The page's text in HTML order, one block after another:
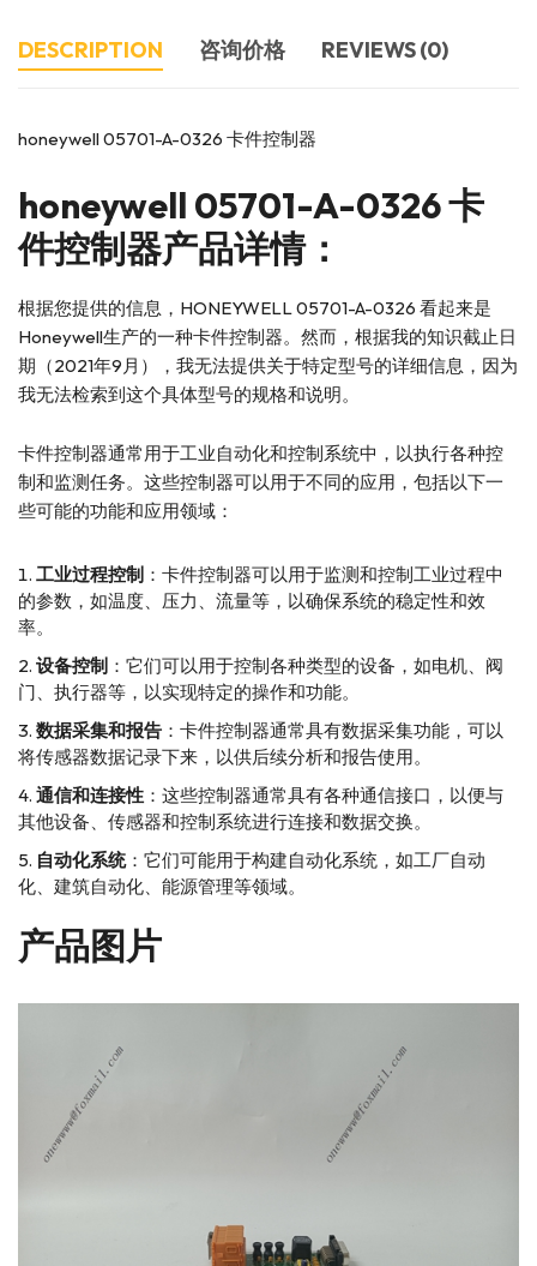
DESCRIPTION 咨询价格 REVIEWS (0)
honeywell 05701-A-0326 卡件控制器
honeywell 05701-A-0326 卡
件控制器产品详情：
根据您提供的信息，HONEYWELL 05701-A-0326 看起来是
Honeywell生产的一种卡件控制器。然而，根据我的知识截止日
期（2021年9月），我无法提供关于特定型号的详细信息，因为
我无法检索到这个具体型号的规格和说明。
卡件控制器通常用于工业自动化和控制系统中，以执行各种控
制和监测任务。这些控制器可以用于不同的应用，包括以下一
些可能的功能和应用领域：
工业过程控制 ：卡件控制器可以用于监测和控制工业过程中
的参数，如温度、压力、流量等，以确保系统的稳定性和效
率。
设备控制 ：它们可以用于控制各种类型的设备，如电机、阀
门、执行器等，以实现特定的操作和功能。
数据采集和报告 ：卡件控制器通常具有数据采集功能，可以
将传感器数据记录下来，以供后续分析和报告使用。
通信和连接性 ：这些控制器通常具有各种通信接口，以便与
其他设备、传感器和控制系统进行连接和数据交换。
自动化系统：它们可能用于构建自动化系统，如工厂自动
化、建筑自动化、能源管理等领域。
产品图片